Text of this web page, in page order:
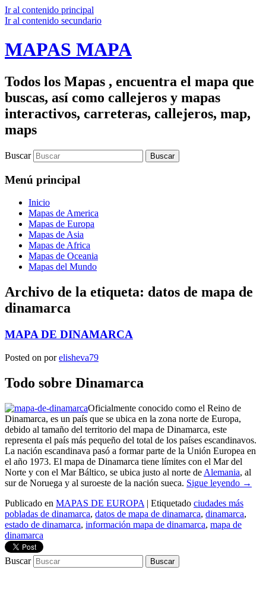
Ir al contenido principal
Ir al contenido secundario
MAPAS MAPA
Todos los Mapas , encuentra el mapa que
buscas, así como callejeros y mapas
interactivos, carreteras, callejeros, map,
maps
Buscar
Menú principal
Inicio
Mapas de America
Mapas de Europa
Mapas de Asia
Mapas de Africa
Mapas de Oceania
Mapas del Mundo
Archivo de la etiqueta: datos de mapa de
dinamarca
MAPA DE DINAMARCA
Posted on porelisheva79
Todo sobre Dinamarca
Oficialmente conocido como el Reino de
Dinamarca, es un país que se ubica en la zona norte de Europa,
debido al tamaño del territorio del mapa de Dinamarca, este
representa el país más pequeño del total de los países escandinavos.
La nación escandinava pasó a formar parte de la Unión Europea en
el año 1973. El mapa de Dinamarca tiene límites con el Mar del
Norte y con el Mar Báltico, se ubica justo al norte de Alemania, al
sur de Noruega y al suroeste de la nación sueca. Sigue leyendo →
Publicado en MAPAS DE EUROPA | Etiquetado ciudades más
pobladas de dinamarca, datos de mapa de dinamarca, dinamarca,
estado de dinamarca, información mapa de dinamarca, mapa de
dinamarca
Buscar